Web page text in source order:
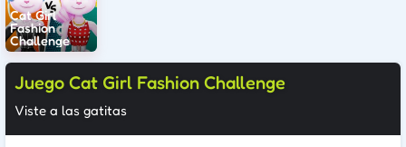
Cat Girl
Fashion
Challenge
Juego Cat Girl Fashion Challenge
Viste a las gatitas